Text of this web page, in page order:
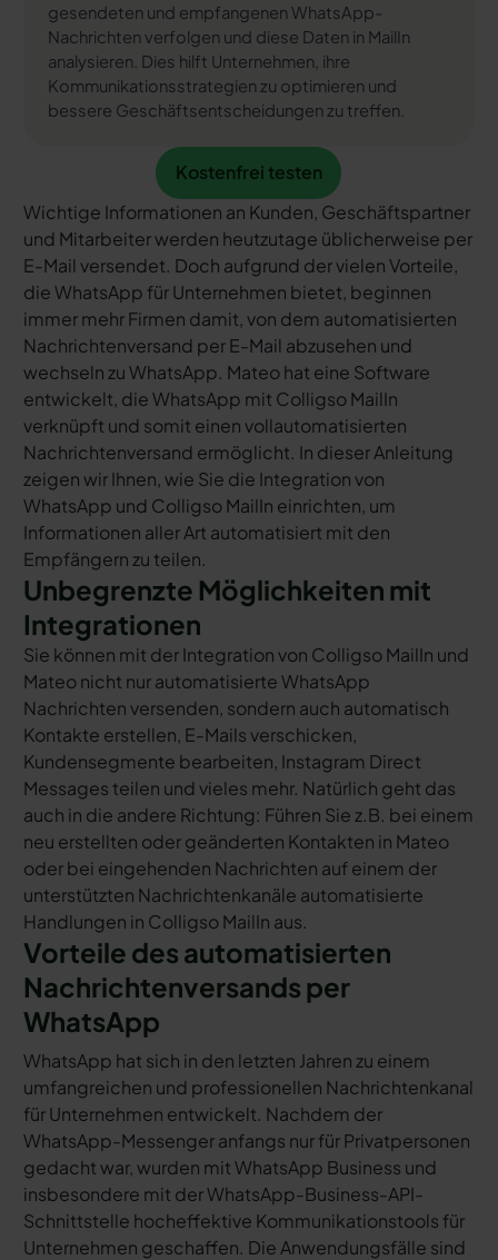
gesendeten und empfangenen WhatsApp-
Nachrichten verfolgen und diese Daten in MailIn
analysieren. Dies hilft Unternehmen, ihre
Kommunikationsstrategien zu optimieren und
bessere Geschäftsentscheidungen zu treffen.
Kostenfrei testen
Kostenfrei testen
Wichtige Informationen an Kunden, Geschäftspartner
und Mitarbeiter werden heutzutage üblicherweise per
E-Mail versendet. Doch aufgrund der vielen Vorteile,
die WhatsApp für Unternehmen bietet, beginnen
immer mehr Firmen damit, von dem automatisierten
Nachrichtenversand per E-Mail abzusehen und
wechseln zu WhatsApp. Mateo hat eine Software
entwickelt, die WhatsApp mit Colligso MailIn
verknüpft und somit einen vollautomatisierten
Nachrichtenversand ermöglicht. In dieser Anleitung
zeigen wir Ihnen, wie Sie die Integration von
WhatsApp und Colligso MailIn einrichten, um
Informationen aller Art automatisiert mit den
Empfängern zu teilen.
Unbegrenzte Möglichkeiten mit
Integrationen
Sie können mit der Integration von Colligso MailIn und
Mateo nicht nur automatisierte WhatsApp
Nachrichten versenden, sondern auch automatisch
Kontakte erstellen, E-Mails verschicken,
Kundensegmente bearbeiten, Instagram Direct
Messages teilen und vieles mehr. Natürlich geht das
auch in die andere Richtung: Führen Sie z.B. bei einem
neu erstellten oder geänderten Kontakten in Mateo
oder bei eingehenden Nachrichten auf einem der
unterstützten Nachrichtenkanäle automatisierte
Handlungen in Colligso MailIn aus.
Vorteile des automatisierten
Nachrichtenversands per
WhatsApp
WhatsApp hat sich in den letzten Jahren zu einem
umfangreichen und professionellen Nachrichtenkanal
für Unternehmen entwickelt. Nachdem der
WhatsApp-Messenger anfangs nur für Privatpersonen
gedacht war, wurden mit WhatsApp Business und
insbesondere mit der WhatsApp-Business-API-
Schnittstelle hocheffektive Kommunikationstools für
Unternehmen geschaffen. Die Anwendungsfälle sind